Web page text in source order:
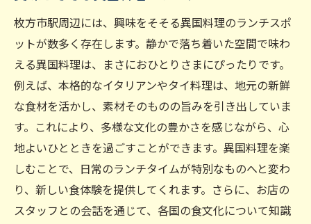
枚方市駅周辺には、興味をそそる異国料理のランチスポ
ットが数多く存在します。静かで落ち着いた空間で味わ
える異国料理は、まさにおひとりさまにぴったりです。
例えば、本格的なイタリアンやタイ料理は、地元の新鮮
な食材を活かし、素材そのものの旨みを引き出していま
す。これにより、多様な文化の豊かさを感じながら、心
地よいひとときを過ごすことができます。異国料理を楽
しむことで、日常のランチタイムが特別なものへと変わ
り、新しい食体験を提供してくれます。さらに、お店の
スタッフとの会話を通じて、各国の食文化について知識